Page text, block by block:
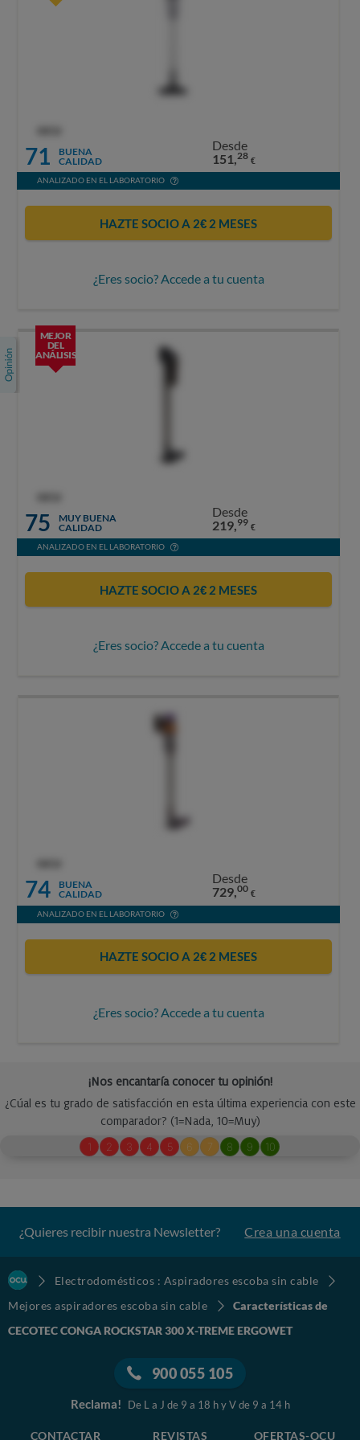
71
BUENA
CALIDAD
Desde
151,28 €
ANALIZADO EN EL LABORATORIO
HAZTE SOCIO A 2€ 2 MESES
¿Eres socio? Accede a tu cuenta
MEJOR
DEL
ANÁLISIS
75
MUY BUENA
CALIDAD
Desde
219,99 €
ANALIZADO EN EL LABORATORIO
HAZTE SOCIO A 2€ 2 MESES
¿Eres socio? Accede a tu cuenta
74
BUENA
CALIDAD
Desde
729,00 €
ANALIZADO EN EL LABORATORIO
HAZTE SOCIO A 2€ 2 MESES
¿Eres socio? Accede a tu cuenta
¿Quieres recibir nuestra Newsletter? Crea una cuenta
Electrodomésticos : Aspiradores escoba sin cable
Mejores aspiradores escoba sin cable
Características de
CECOTEC CONGA ROCKSTAR 300 X-TREME ERGOWET
900 055 105
Reclama! De L a J de 9 a 18 h y V de 9 a 14 h
CONTACTAR REVISTAS OFERTAS-OCU